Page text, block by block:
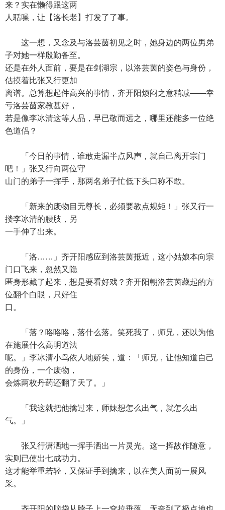
来？实在懒得跟这两
人聒噪，让【洛长老】打发了了事。
这一想，又念及与洛芸茵初见之时，她身边的两位男弟
子对她一样殷勤备至。
还是在外人面前，要是在剑湖宗，以洛芸茵的姿色与身份，
估摸着比张又行更加
离谱。总算想起件高兴的事情，齐开阳烦闷之意稍减——幸
亏洛芸茵家教甚好，
若是像李冰清这等人品，早已敬而远之，哪里还能多一位绝
色道侣？
「今日的事情，谁敢走漏半点风声，就自己离开宗门
吧！」张又行向两位守
山门的弟子一挥手，那两名弟子忙低下头口称不敢。
「新来的废物目无尊长，必须要教点规矩！」张又行一
搂李冰清的腰肢，另
一手伸了出来。
「洛……」齐开阳感应到洛芸茵抵近，这小姑娘本向宗
门口飞来，忽然又隐
匿身形藏了起来，想是要看好戏？齐开阳朝洛芸茵藏起的方
位翻个白眼，只好住
口。
「落？咯咯咯，落什么落。笑死我了，师兄，还以为他
在施展什么高明道法
呢。」李冰清小鸟依人地娇笑，道：「师兄，让他知道自己
的身份，一个废物，
会炼两枚丹药还翻了天了。」
「我这就把他擒过来，师妹想怎么出气，就怎么出
气。」
张又行潇洒地一挥手洒出一片灵光。这一挥故作随意，
实则已使出七成功力。
这才能举重若轻，又保证手到擒来，以在美人面前一展风
采。